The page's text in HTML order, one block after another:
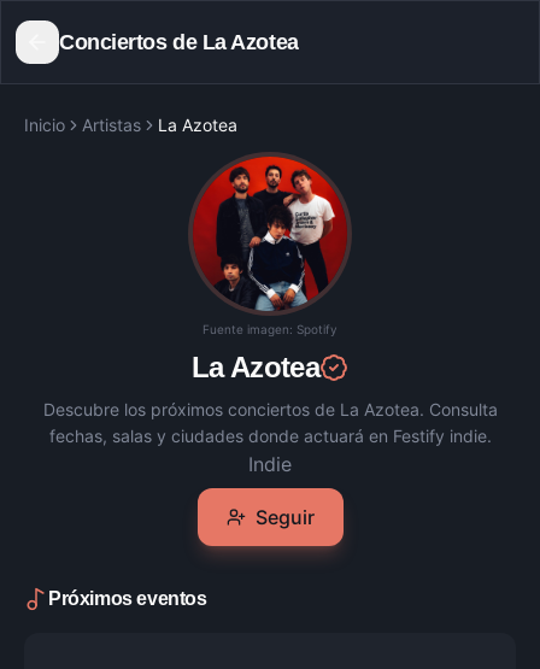
Conciertos de La Azotea
Inicio Artistas La Azotea
Fuente imagen: Spotify
La Azotea
Descubre los próximos conciertos de La Azotea. Consulta
fechas, salas y ciudades donde actuará en Festify indie.
Indie
Seguir
Próximos eventos